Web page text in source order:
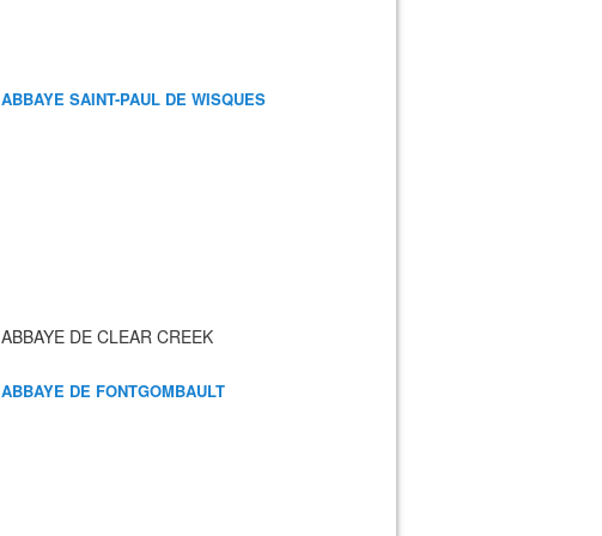
ABBAYE SAINT-PAUL DE WISQUES
ABBAYE DE CLEAR CREEK
ABBAYE DE FONTGOMBAULT